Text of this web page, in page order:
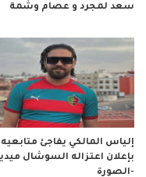
سعد لمجرد و عصام وشمة
إلياس المالكي يفاجئ متابعيه
بإعلان اعتزاله السوشال
-الصورة